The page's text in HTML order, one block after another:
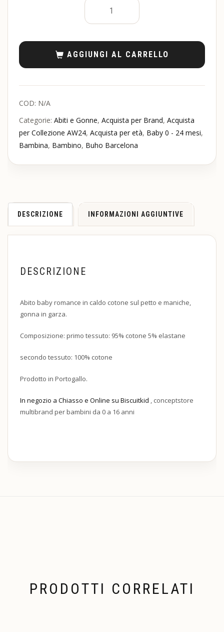
AGGIUNGI AL CARRELLO
COD: N/A
Categorie: Abiti e Gonne, Acquista per Brand, Acquista
per Collezione AW24, Acquista per età, Baby 0 - 24 mesi,
Bambina, Bambino, Buho Barcelona
DESCRIZIONE INFORMAZIONI AGGIUNTIVE
DESCRIZIONE
Abito baby romance in caldo cotone sul petto e maniche,
gonna in garza.
Composizione: primo tessuto: 95% cotone 5% elastane
secondo tessuto: 100% cotone
Prodotto in Portogallo.
In negozio a Chiasso e Online su Biscuitkid , conceptstore
multibrand per bambini da 0 a 16 anni
PRODOTTI CORRELATI